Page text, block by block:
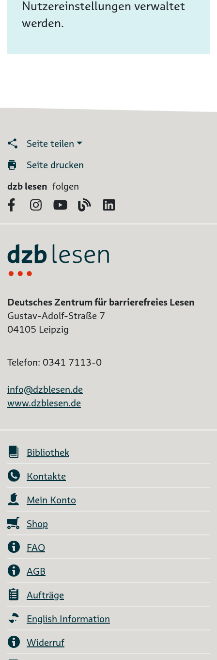
Nutzereinstellungen verwaltet
werden.
Seite teilen
Seite drucken
dzb lesen folgen
FacebookInstagram
YouTubeBlog
Deutsches Zentrum für barrierefreies Lesen
Gustav-Adolf-Straße 7
04105 Leipzig
Telefon: 0341 7113-0
info@dzblesen.de
www.dzblesen.de
Bibliothek
Kontakte
Mein Konto
Shop
FAQ
AGB
Aufträge
English Information
Widerruf